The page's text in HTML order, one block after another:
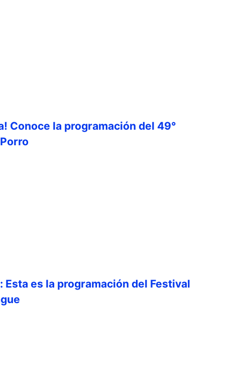
Conoce la programación del 49°
Esta es la programación del Festival